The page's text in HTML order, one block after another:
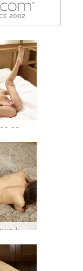
Mahasiswa kedokteran Mercedes #40